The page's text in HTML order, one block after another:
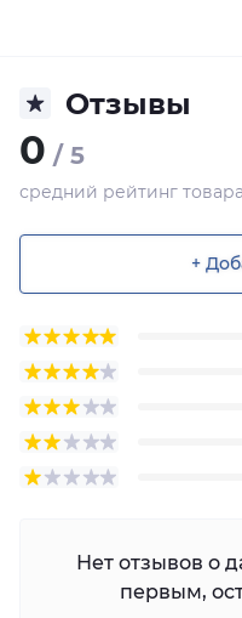
Отзывы
0 / 5
средний рейтинг товара
+
Нет отзывов о
первым,